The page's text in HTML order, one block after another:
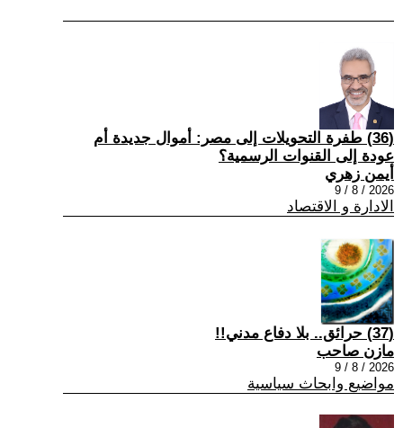
(36) طفرة التحويلات إلى مصر: أموال جديدة أم
عودة إلى القنوات الرسمية؟
أيمن زهري
2026 / 8 / 9
الادارة و الاقتصاد
(37) حرائق.. بلا دفاع مدني!!
مازن صاحب
2026 / 8 / 9
مواضيع وابحاث سياسية